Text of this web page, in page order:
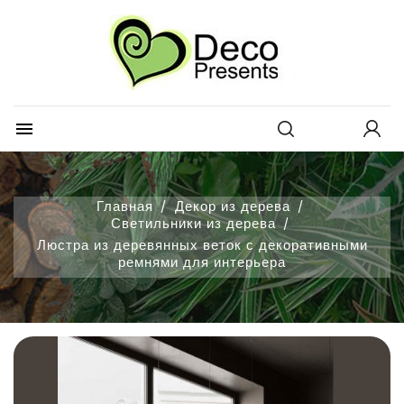
Добавить в избранное
Create new list
Create wishlist
Отмена Create wishlist
You need to be logged in to save products in your
Отмена Войти

Главная
Декор из дерева
Светильники из дерева
Люстра из деревянных веток с декоративными
ремнями для интерьера